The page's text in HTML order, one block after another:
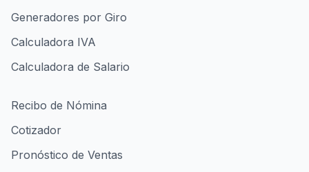
Generadores por Giro
Calculadora IVA
Calculadora de Salario
Recibo de Nómina
Cotizador
Pronóstico de Ventas